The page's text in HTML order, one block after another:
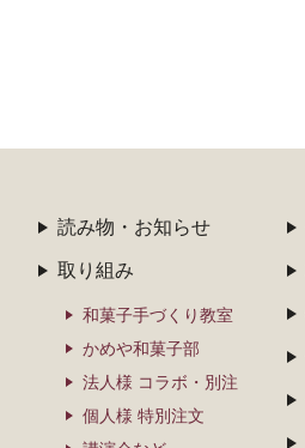
読み物・お知らせ
取り組み
和菓子手づくり教室
かめや和菓子部
法人様 コラボ・別注
個人様 特別注文